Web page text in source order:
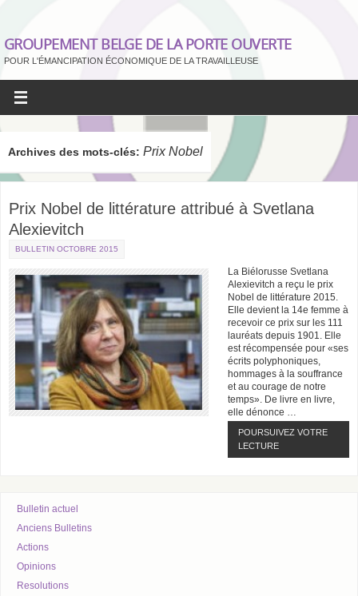
GROUPEMENT BELGE DE LA PORTE OUVERTE
POUR L'ÉMANCIPATION ÉCONOMIQUE DE LA TRAVAILLEUSE
Archives des mots-clés: Prix Nobel
Prix Nobel de littérature attribué à Svetlana
Alexievitch
BULLETIN OCTOBRE 2015
La Biélorusse Svetlana
Alexievitch a reçu le prix
Nobel de littérature 2015.
Elle devient la 14e femme à
recevoir ce prix sur les 111
lauréats depuis 1901. Elle
est récompensée pour «ses
écrits polyphoniques,
hommages à la souffrance
et au courage de notre
temps». De livre en livre,
elle dénonce …
POURSUIVEZ VOTRE
LECTURE
Bulletin actuel
Anciens Bulletins
Actions
Opinions
Resolutions